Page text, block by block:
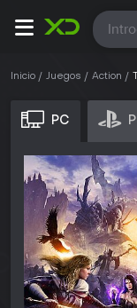
Inicio Juegos Action
PC